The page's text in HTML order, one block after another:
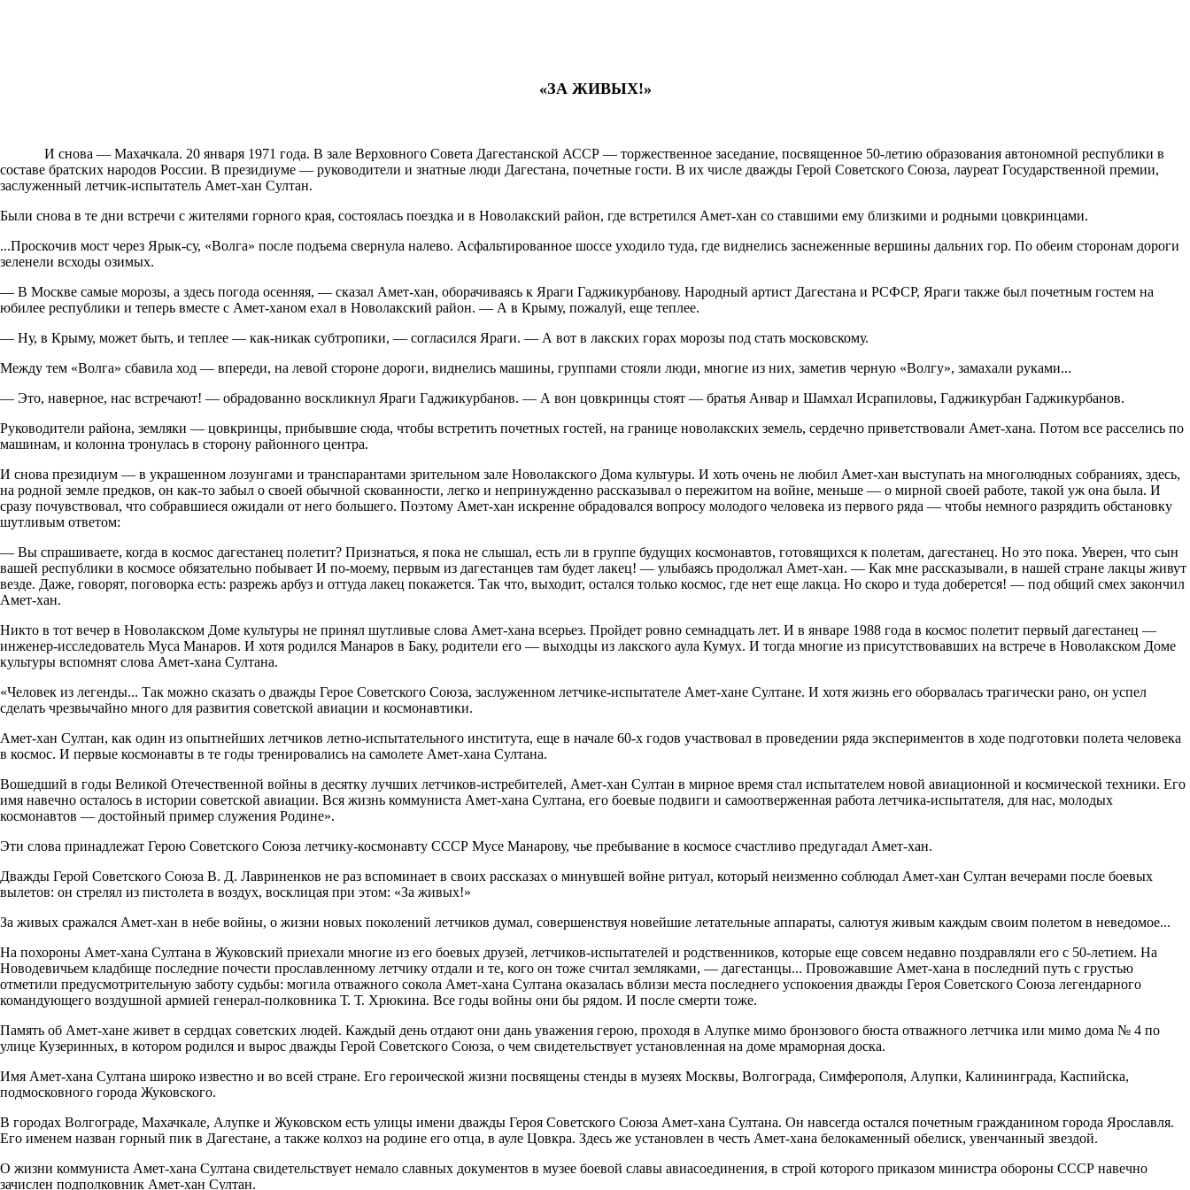
«ЗА ЖИВЫХ!»
И снова — Махачкала. 20 января 1971 года. В зале Верховного Совета Дагестанской АССР — торжественное заседание, посвященное 50-летию образования автономной республики в
составе братских народов России. В президиуме — руководители и знатные люди Дагестана, почетные гости. В их числе дважды Герой Советского Союза, лауреат Государственной премии,
заслуженный летчик-испытатель Амет-хан Султан.
Были снова в те дни встречи с жителями горного края, состоялась поездка и в Новолакский район, где встретился Амет-хан со ставшими ему близкими и родными цовкринцами.
...Проскочив мост через Ярык-су, «Волга» после подъема свернула налево. Асфальтированное шоссе уходило туда, где виднелись заснеженные вершины дальних гор. По обеим сторонам дороги
зеленели всходы озимых.
— В Москве самые морозы, а здесь погода осенняя, — сказал Амет-хан, оборачиваясь к Яраги Гаджикурбанову. Народный артист Дагестана и РСФСР, Яраги также был почетным гостем на
юбилее республики и теперь вместе с Амет-ханом ехал в Новолакский район. — А в Крыму, пожалуй, еще теплее.
— Ну, в Крыму, может быть, и теплее — как-никак субтропики, — согласился Яраги. — А вот в лакских горах морозы под стать московскому.
Между тем «Волга» сбавила ход — впереди, на левой стороне дороги, виднелись машины, группами стояли люди, многие из них, заметив черную «Волгу», замахали руками...
— Это, наверное, нас встречают! — обрадованно воскликнул Яраги Гаджикурбанов. — А вон цовкринцы стоят — братья Анвар и Шамхал Исрапиловы, Гаджикурбан Гаджикурбанов.
Руководители района, земляки — цовкринцы, прибывшие сюда, чтобы встретить почетных гостей, на границе новолакских земель, сердечно приветствовали Амет-хана. Потом все расселись по
машинам, и колонна тронулась в сторону районного центра.
И снова президиум — в украшенном лозунгами и транспарантами зрительном зале Новолакского Дома культуры. И хоть очень не любил Амет-хан выступать на многолюдных собраниях, здесь,
на родной земле предков, он как-то забыл о своей обычной скованности, легко и непринужденно рассказывал о пережитом на войне, меньше — о мирной своей работе, такой уж она была. И
сразу почувствовал, что собравшиеся ожидали от него большего. Поэтому Амет-хан искренне обрадовался вопросу молодого человека из первого ряда — чтобы немного разрядить обстановку
шутливым ответом:
— Вы спрашиваете, когда в космос дагестанец полетит? Признаться, я пока не слышал, есть ли в группе будущих космонавтов, готовящихся к полетам, дагестанец. Но это пока. Уверен, что сын
вашей республики в космосе обязательно побывает И по-моему, первым из дагестанцев там будет лакец! — улыбаясь продолжал Амет-хан. — Как мне рассказывали, в нашей стране лакцы живут
везде. Даже, говорят, поговорка есть: разрежь арбуз и оттуда лакец покажется. Так что, выходит, остался только космос, где нет еще лакца. Но скоро и туда доберется! — под общий смех закончил
Амет-хан.
Никто в тот вечер в Новолакском Доме культуры не принял шутливые слова Амет-хана всерьез. Пройдет ровно семнадцать лет. И в январе 1988 года в космос полетит первый дагестанец —
инженер-исследователь Муса Манаров. И хотя родился Манаров в Баку, родители его — выходцы из лакского аула Кумух. И тогда многие из присутствовавших на встрече в Новолакском Доме
культуры вспомнят слова Амет-хана Султана.
«Человек из легенды... Так можно сказать о дважды Герое Советского Союза, заслуженном летчике-испытателе Амет-хане Султане. И хотя жизнь его оборвалась трагически рано, он успел
сделать чрезвычайно много для развития советской авиации и космонавтики.
Амет-хан Султан, как один из опытнейших летчиков летно-испытательного института, еще в начале 60-х годов участвовал в проведении ряда экспериментов в ходе подготовки полета человека
в космос. И первые космонавты в те годы тренировались на самолете Амет-хана Султана.
Вошедший в годы Великой Отечественной войны в десятку лучших летчиков-истребителей, Амет-хан Султан в мирное время стал испытателем новой авиационной и космической техники. Его
имя навечно осталось в истории советской авиации. Вся жизнь коммуниста Амет-хана Султана, его боевые подвиги и самоотверженная работа летчика-испытателя, для нас, молодых
космонавтов — достойный пример служения Родине».
Эти слова принадлежат Герою Советского Союза летчику-космонавту СССР Мусе Манарову, чье пребывание в космосе счастливо предугадал Амет-хан.
Дважды Герой Советского Союза В. Д. Лавриненков не раз вспоминает в своих рассказах о минувшей войне ритуал, который неизменно соблюдал Амет-хан Султан вечерами после боевых
вылетов: он стрелял из пистолета в воздух, восклицая при этом: «За живых!»
За живых сражался Амет-хан в небе войны, о жизни новых поколений летчиков думал, совершенствуя новейшие летательные аппараты, салютуя живым каждым своим полетом в неведомое...
На похороны Амет-хана Султана в Жуковский приехали многие из его боевых друзей, летчиков-испытателей и родственников, которые еще совсем недавно поздравляли его с 50-летием. На
Новодевичьем кладбище последние почести прославленному летчику отдали и те, кого он тоже считал земляками, — дагестанцы... Провожавшие Амет-хана в последний путь с грустью
отметили предусмотрительную заботу судьбы: могила отважного сокола Амет-хана Султана оказалась вблизи места последнего успокоения дважды Героя Советского Союза легендарного
командующего воздушной армией генерал-полковника Т. Т. Хрюкина. Все годы войны они бы рядом. И после смерти тоже.
Память об Амет-хане живет в сердцах советских людей. Каждый день отдают они дань уважения герою, проходя в Алупке мимо бронзового бюста отважного летчика или мимо дома № 4 по
улице Кузеринных, в котором родился и вырос дважды Герой Советского Союза, о чем свидетельствует установленная на доме мраморная доска.
Имя Амет-хана Султана широко известно и во всей стране. Его героической жизни посвящены стенды в музеях Москвы, Волгограда, Симферополя, Алупки, Калининграда, Каспийска,
подмосковного города Жуковского.
В городах Волгограде, Махачкале, Алупке и Жуковском есть улицы имени дважды Героя Советского Союза Амет-хана Султана. Он навсегда остался почетным гражданином города Ярославля.
Его именем назван горный пик в Дагестане, а также колхоз на родине его отца, в ауле Цовкра. Здесь же установлен в честь Амет-хана белокаменный обелиск, увенчанный звездой.
О жизни коммуниста Амет-хана Султана свидетельствует немало славных документов в музее боевой славы авиасоединения, в строй которого приказом министра обороны СССР навечно
зачислен подполковник Амет-хан Султан.